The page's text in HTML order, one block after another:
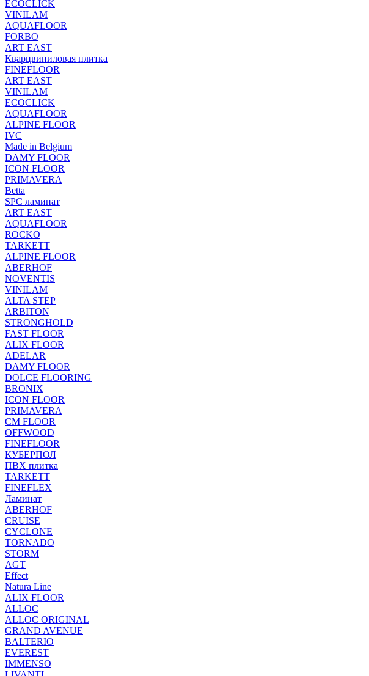
ECOCLICK
VINILAM
AQUAFLOOR
FORBO
ART EAST
Кварцвиниловая плитка
FINEFLOOR
ART EAST
VINILAM
ECOCLICK
AQUAFLOOR
ALPINE FLOOR
IVC
Made in Belgium
DAMY FLOOR
ICON FLOOR
PRIMAVERA
Betta
SPC ламинат
ART EAST
AQUAFLOOR
ROCKO
TARKETT
ALPINE FLOOR
ABERHOF
NOVENTIS
VINILAM
ALTA STEP
ARBITON
STRONGHOLD
FAST FLOOR
ALIX FLOOR
ADELAR
DAMY FLOOR
DOLCE FLOORING
BRONIX
ICON FLOOR
PRIMAVERA
CM FLOOR
OFFWOOD
FINEFLOOR
КУБЕРПОЛ
ПВХ плитка
TARKETT
FINEFLEX
Ламинат
ABERHOF
CRUISE
CYCLONE
TORNADO
STORM
AGT
Effect
Natura Line
ALIX FLOOR
ALLOC
ALLOC ORIGINAL
GRAND AVENUE
BALTERIO
EVEREST
IMMENSO